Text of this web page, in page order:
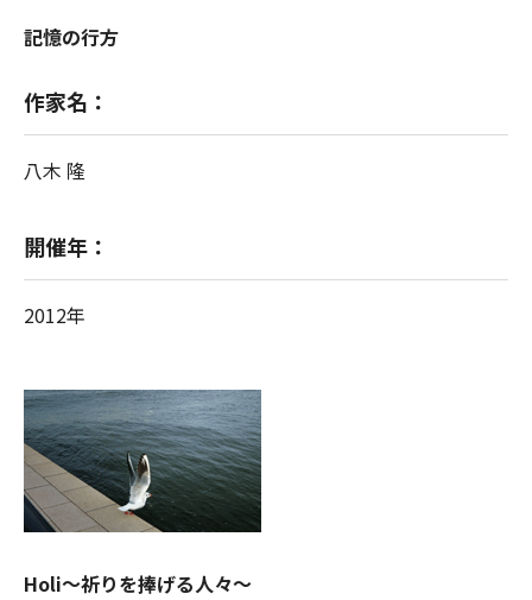
記憶の行方
作家名：
八木 隆
開催年：
2012年
Holi～祈りを捧げる人々～